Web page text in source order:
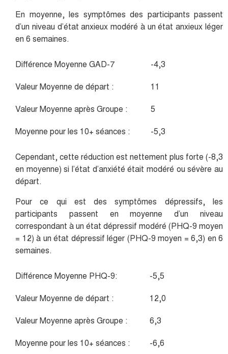
En moyenne, les symptômes des participants passent
d’un niveau d’état anxieux modéré à un état anxieux léger
en 6 semaines.
Différence Moyenne GAD-7
-4,3
Valeur Moyenne de départ :
11
Valeur Moyenne après Groupe :
5
Moyenne pour les 10+ séances :
-5,3
Cependant, cette réduction est nettement plus forte (-8,3
en moyenne) si l’état d’anxiété était modéré ou sévère au
départ.
Pour ce qui est des symptômes dépressifs, les
participants passent en moyenne d’un niveau
correspondant à un état dépressif modéré (PHQ-9 moyen
= 12) à un état dépressif léger (PHQ-9 moyen = 6,3) en 6
semaines.
Différence Moyenne PHQ-9:
-5,5
Valeur Moyenne de départ :
12,0
Valeur Moyenne après Groupe :
6,3
Moyenne pour les 10+ séances :
-6,6